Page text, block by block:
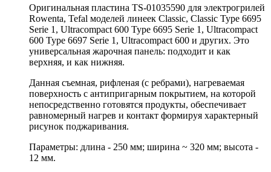
Оригинальная пластина TS-01035590 для электрогрилей
Rowenta, Tefal моделей линеек Classic, Classic Type 6695
Serie 1, Ultracompact 600 Type 6695 Serie 1, Ultracompact
600 Type 6697 Serie 1, Ultracompact 600 и других. Это
универсальная жарочная панель: подходит и как
верхняя, и как нижняя.
Данная съемная, рифленая (с ребрами), нагреваемая
поверхность с антипригарным покрытием, на которой
непосредственно готовятся продукты, обеспечивает
равномерный нагрев и контакт формируя характерный
рисунок поджаривания.
Параметры: длина - 250 мм; ширина ~ 320 мм; высота -
12 мм.